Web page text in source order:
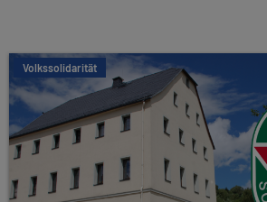
Volkssolidarität